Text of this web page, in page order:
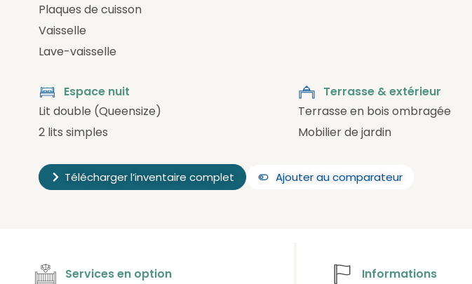
Plaques de cuisson
Vaisselle
Lave-vaisselle
Espace nuit
Lit double (Queensize)
2 lits simples
Terrasse & extérieur
Terrasse en bois ombragée
Mobilier de jardin
Télécharger l’inventaire complet Ajouter au comparateur
Services en option
Informations